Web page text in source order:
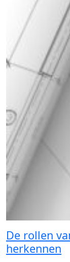
De rollen
herkennen